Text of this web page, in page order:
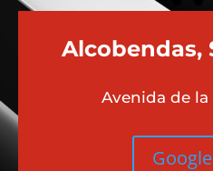
Alcobendas,
Avenida de